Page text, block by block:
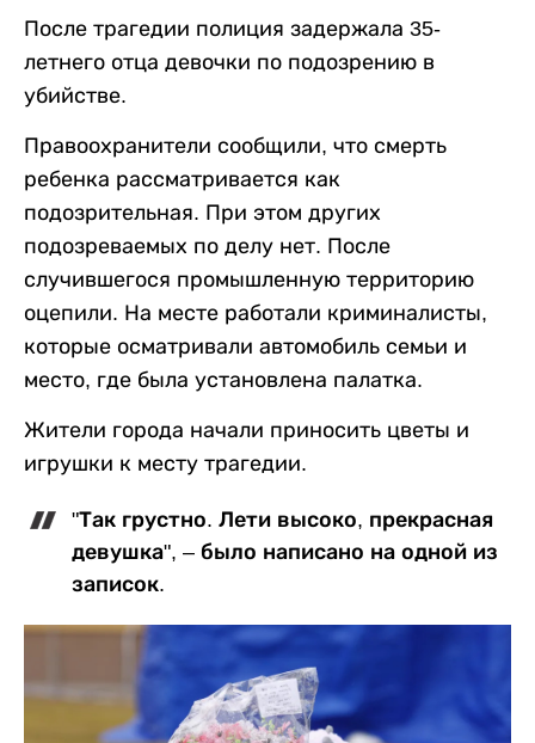
После трагедии полиция задержала 35-
летнего отца девочки по подозрению в
убийстве.
Правоохранители сообщили, что смерть
ребенка рассматривается как
подозрительная. При этом других
подозреваемых по делу нет. После
случившегося промышленную территорию
оцепили. На месте работали криминалисты,
которые осматривали автомобиль семьи и
место, где была установлена палатка.
Жители города начали приносить цветы и
игрушки к месту трагедии.
"Так грустно. Лети высоко, прекрасная
девушка", – было написано на одной из
записок.